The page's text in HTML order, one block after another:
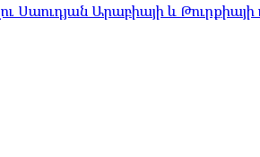
Սաուդյան Արաբիայի և